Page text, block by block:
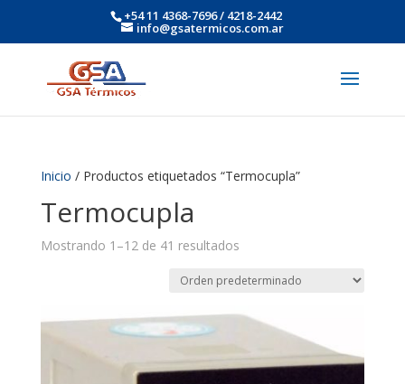
+54 11 4368-7696 / 4218-2442
info@gsatermicos.com.ar
Inicio / Productos etiquetados “Termocupla”
Termocupla
Mostrando 1–12 de 41 resultados